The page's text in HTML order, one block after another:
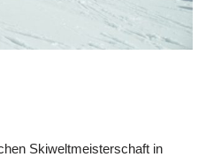
Skiweltmeisterschaft in